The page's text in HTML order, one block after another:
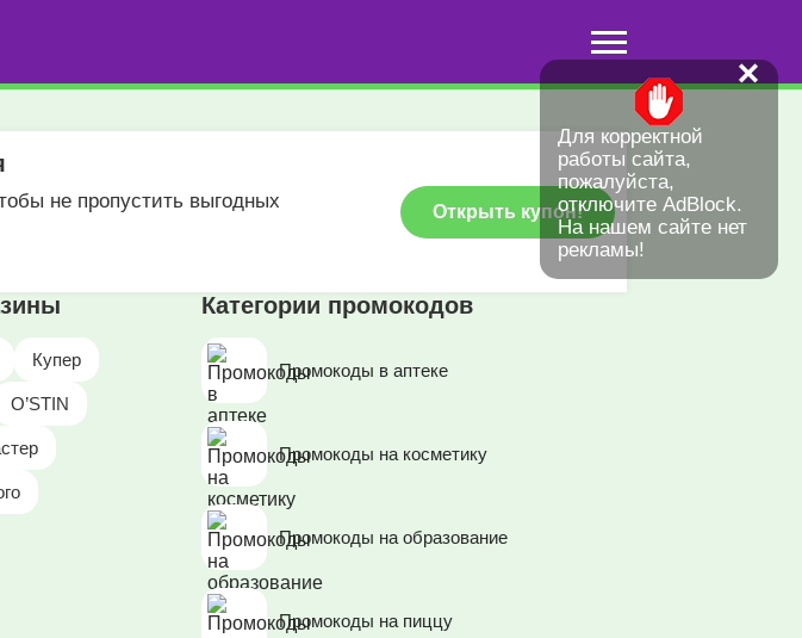
не пропустить выгодных
Открыть купон!
Купер
O’STIN
Категории промокодов
Промокоды в аптеке
Промокоды на косметику
Промокоды на образование
Промокоды на пиццу
Для корректной
работы сайта,
пожалуйста,
отключите AdBlock.
На нашем сайте нет
рекламы!
✕